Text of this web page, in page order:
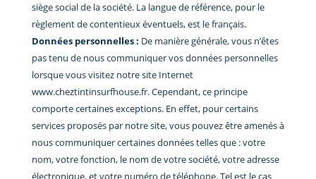
siège social de la société. La langue de référence, pour le
règlement de contentieux éventuels, est le français.
Données personnelles : De manière générale, vous n’êtes
pas tenu de nous communiquer vos données personnelles
lorsque vous visitez notre site Internet
www.cheztintinsurfhouse.fr. Cependant, ce principe
comporte certaines exceptions. En effet, pour certains
services proposés par notre site, vous pouvez être amenés à
nous communiquer certaines données telles que : votre
nom, votre fonction, le nom de votre société, votre adresse
électronique, et votre numéro de téléphone. Tel est le cas